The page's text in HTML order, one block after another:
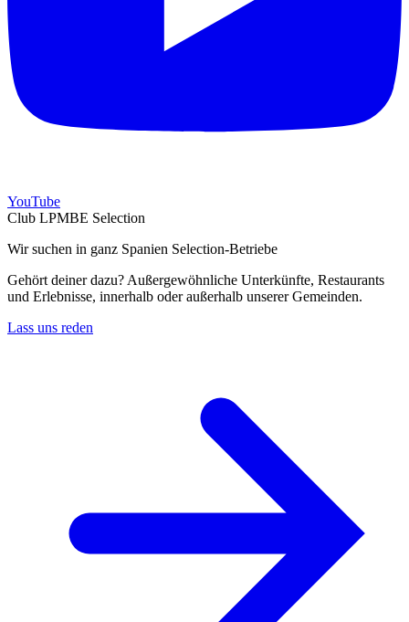
YouTube
Club LPMBE Selection
Wir suchen in ganz Spanien Selection-Betriebe
Gehört deiner dazu? Außergewöhnliche Unterkünfte, Restaurants
und Erlebnisse, innerhalb oder außerhalb unserer Gemeinden.
Lass uns reden